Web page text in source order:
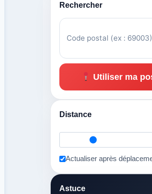
Rechercher
Utiliser ma
Distance
Actualiser après
Astuce